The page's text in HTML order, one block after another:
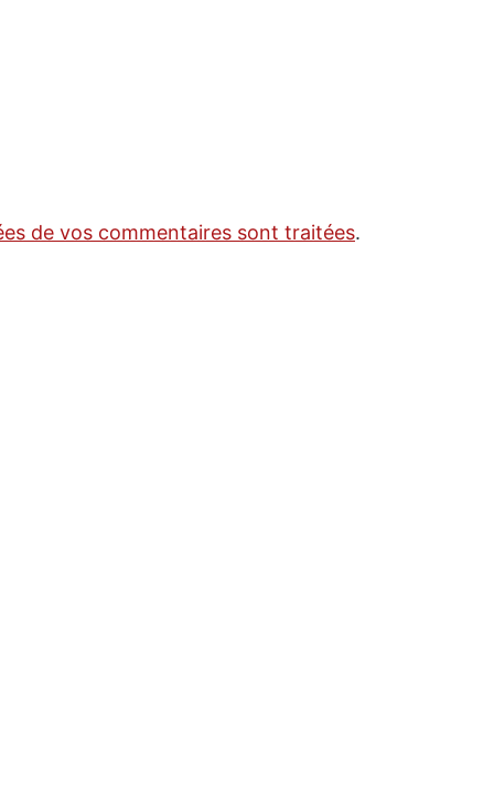
de vos commentaires sont traitées.